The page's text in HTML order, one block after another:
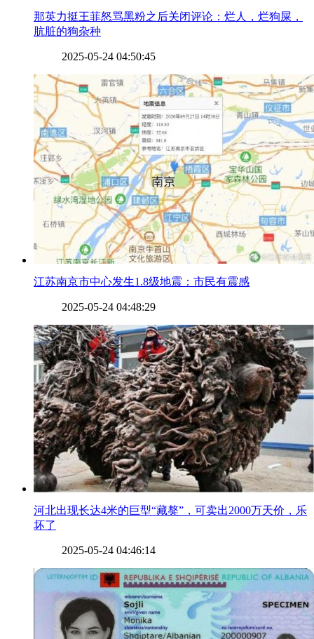
​那英力挺王菲怒骂黑粉之后关闭评论：烂人，烂狗屎，
肮脏的狗杂种
2025-05-24 04:50:45
​江苏南京市中心发生1.8级地震：市民有震感
2025-05-24 04:48:29
​河北出现长达4米的巨型“藏獒”，可卖出2000万天价，乐
坏了
2025-05-24 04:46:14